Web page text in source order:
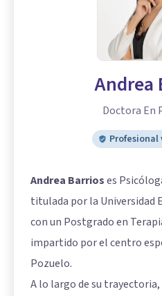
Andrea
Doctora En
Andrea Barrioses
titulada por la Universidad
con un Postgrado en
impartido por el centro
Pozuelo.
A lo largo de su